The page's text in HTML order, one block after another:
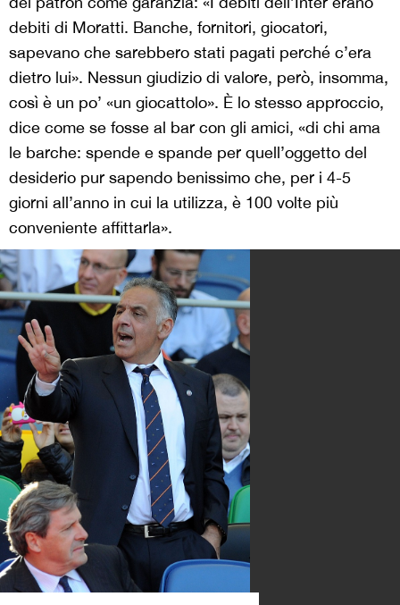
debiti di Moratti. Banche, fornitori, giocatori,
sapevano che sarebbero stati pagati perché c’era
dietro lui». Nessun giudizio di valore, però, insomma,
così è un po’ «un giocattolo». È lo stesso approccio,
dice come se fosse al bar con gli amici, «di chi ama
le barche: spende e spande per quell’oggetto del
desiderio pur sapendo benissimo che, per i 4-5
giorni all’anno in cui la utilizza, è 100 volte più
conveniente affittarla».